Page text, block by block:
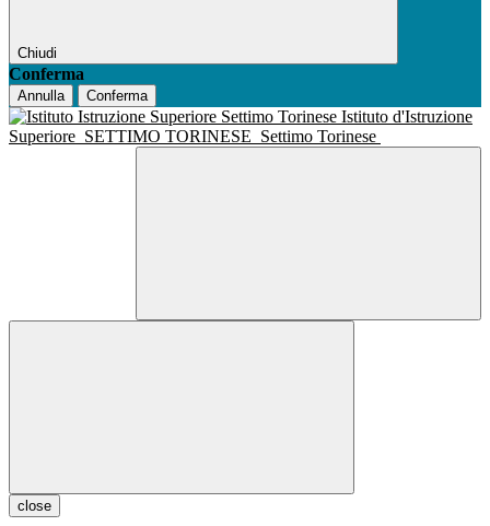
Chiudi
Conferma
Annulla Conferma
Istituto d'Istruzione
Superiore SETTIMO TORINESE Settimo Torinese
close